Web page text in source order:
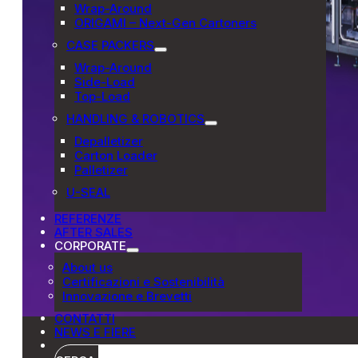
Wrap-Around
ORIGAMI – Next-Gen Cartoners
CASE PACKERS
Wrap-Around
Side-Load
Top-Load
HANDLING & ROBOTICS
Depalletizer
Carton Loader
Palletizer
U-SEAL
REFERENZE
AFTER SALES
CORPORATE
About us
Certificazioni e Sostenibilità
Innovazione e Brevetti
CONTATTI
NEWS E FIERE